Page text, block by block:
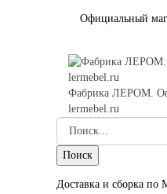
Официальный
Фабрика ЛЕРОМ.
lermebel.ru
Доставка и сборка по